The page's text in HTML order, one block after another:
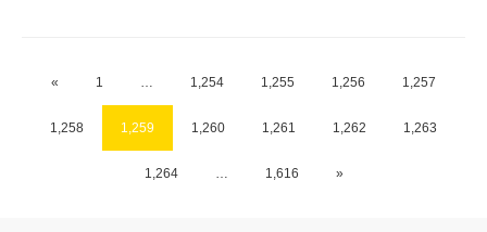
« 1 1,254 1,255 1,256 1,257
1,258 1,259 1,260 1,261 1,262 1,263
1,264 1,616 »